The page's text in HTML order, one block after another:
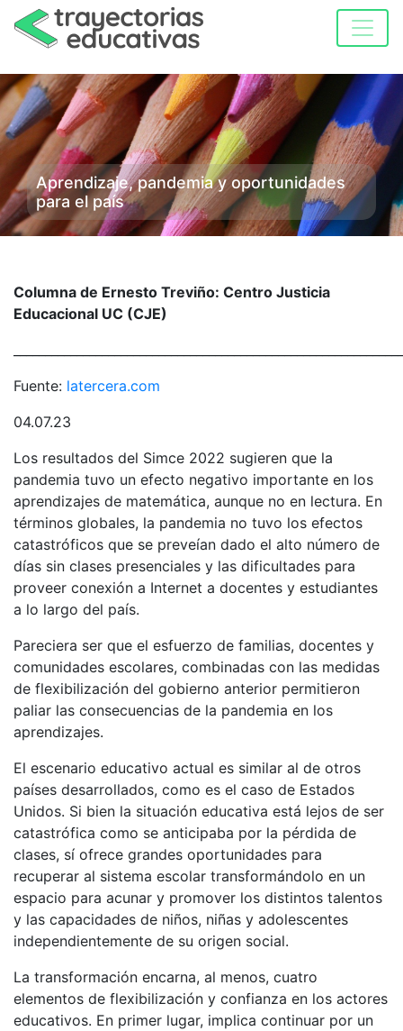
Aprendizaje, pandemia y oportunidades
para el país
Columna de Ernesto Treviño: Centro Justicia
Educacional UC (CJE)
Fuente: latercera.com
04.07.23
Los resultados del Simce 2022 sugieren que la
pandemia tuvo un efecto negativo importante en los
aprendizajes de matemática, aunque no en lectura. En
términos globales, la pandemia no tuvo los efectos
catastróficos que se preveían dado el alto número de
días sin clases presenciales y las dificultades para
proveer conexión a Internet a docentes y estudiantes
a lo largo del país.
Pareciera ser que el esfuerzo de familias, docentes y
comunidades escolares, combinadas con las medidas
de flexibilización del gobierno anterior permitieron
paliar las consecuencias de la pandemia en los
aprendizajes.
El escenario educativo actual es similar al de otros
países desarrollados, como es el caso de Estados
Unidos. Si bien la situación educativa está lejos de ser
catastrófica como se anticipaba por la pérdida de
clases, sí ofrece grandes oportunidades para
recuperar al sistema escolar transformándolo en un
espacio para acunar y promover los distintos talentos
y las capacidades de niños, niñas y adolescentes
independientemente de su origen social.
La transformación encarna, al menos, cuatro
elementos de flexibilización y confianza en los actores
educativos. En primer lugar, implica continuar por un